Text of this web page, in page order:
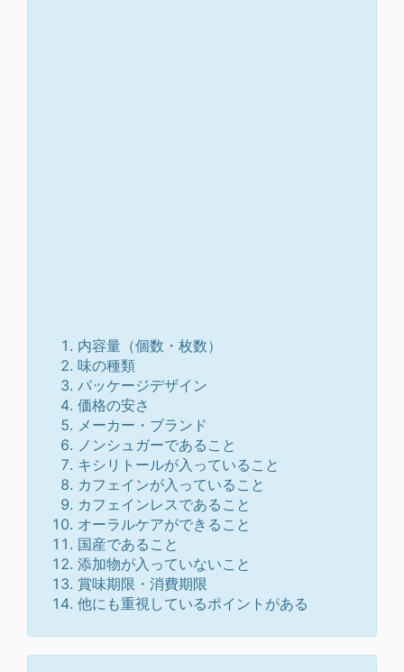
内容量（個数・枚数）
味の種類
パッケージデザイン
価格の安さ
メーカー・ブランド
ノンシュガーであること
キシリトールが入っていること
カフェインが入っていること
カフェインレスであること
オーラルケアができること
国産であること
添加物が入っていないこと
賞味期限・消費期限
他にも重視しているポイントがある